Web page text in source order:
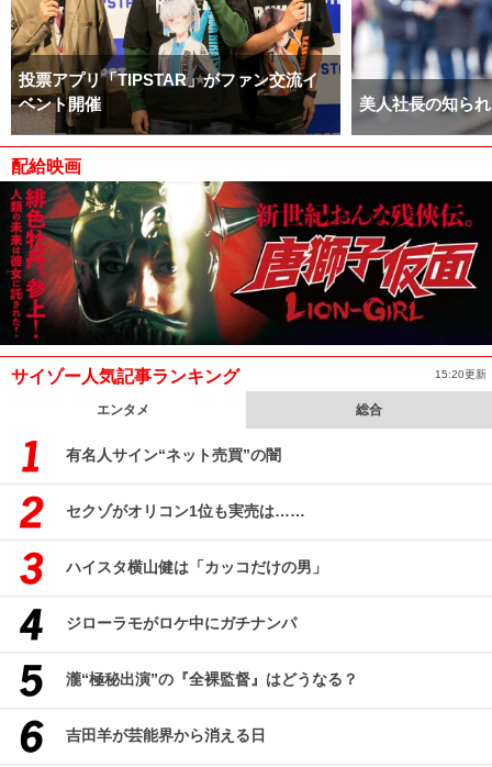
投票アプリ「TIPSTAR」がファン交流イ
ベント開催
美人社長の知ら
配給映画
サイゾー人気記事ランキング 15:20更新
エンタメ 総合
有名人サイン“ネット売買”の闇
セクゾがオリコン1位も実売は……
ハイスタ横山健は「カッコだけの男」
ジローラモがロケ中にガチナンパ
瀧“極秘出演”の『全裸監督』はどうなる？
吉田羊が芸能界から消える日